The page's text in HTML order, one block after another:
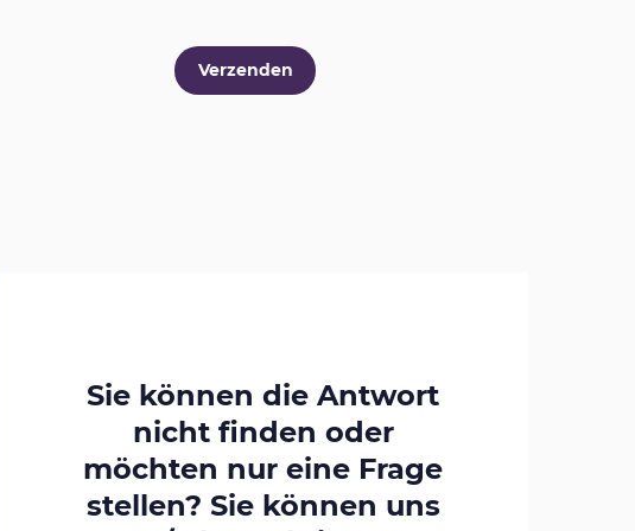
Sie können die Antwort
nicht finden oder
möchten nur eine Frage
stellen? Sie können uns